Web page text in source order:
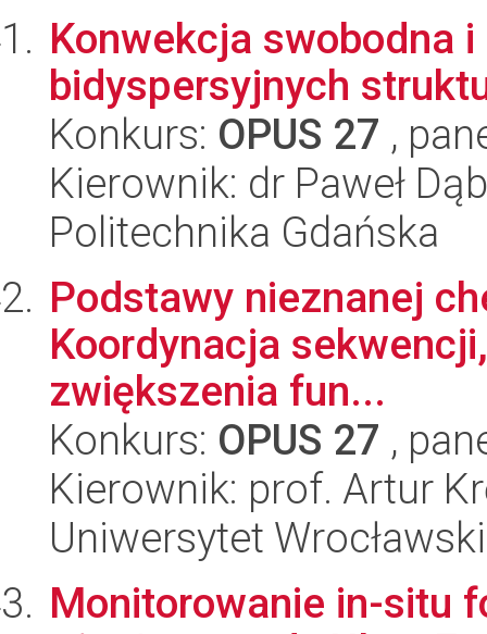
Konwekcja swobodna
bidyspersyjnych
Konkurs: OPUS 27 ,
Kierownik: dr Paweł
Politechnika Gdańska
Podstawy nieznanej
Koordynacja
zwiększenia fun...
Konkurs: OPUS 27 ,
Kierownik: prof. Artur
Uniwersytet Wrocławski
Monitorowanie in-situ